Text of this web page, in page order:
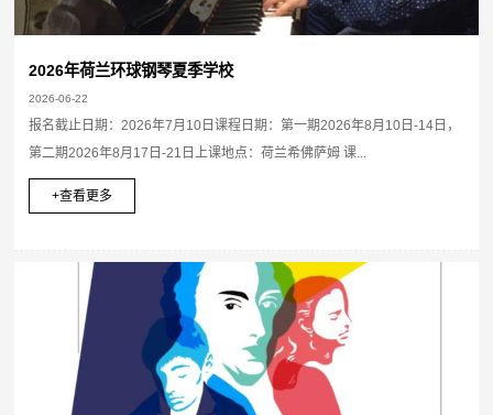
2026年荷兰环球钢琴夏季学校
2026-06-22
报名截止日期：2026年7月10日课程日期：第一期2026年8月10日-14日，
第二期2026年8月17日-21日上课地点：荷兰希佛萨姆 课...
+查看更多